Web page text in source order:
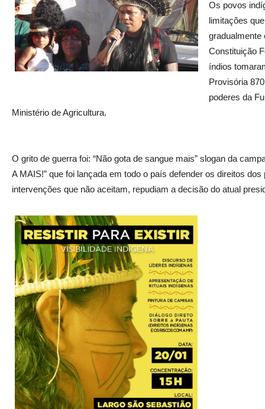
Os povos
limitações
gradualmente
Constituição
índios
Provisória
poderes da
Ministério de Agricultura.
O grito de guerra foi: “Não gota de sangue mais” slogan da
A MAIS!” que foi lançada em todo o país defender os direitos
intervenções que não aceitam, repudiam a decisão do atual